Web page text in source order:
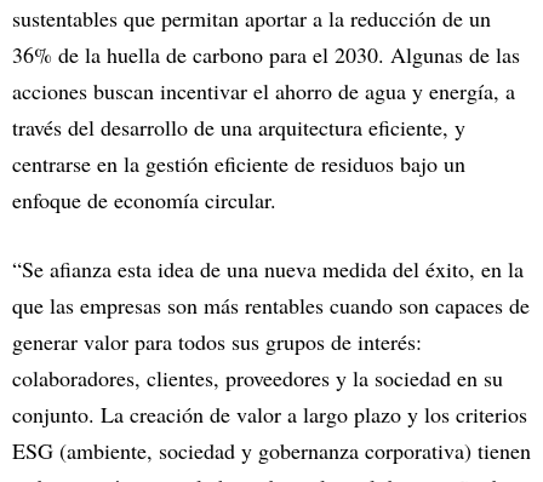
sustentables que permitan aportar a la reducción de un
36% de la huella de carbono para el 2030. Algunas de las
acciones buscan incentivar el ahorro de agua y energía, a
través del desarrollo de una arquitectura eficiente, y
centrarse en la gestión eficiente de residuos bajo un
enfoque de economía circular.
“Se afianza esta idea de una nueva medida del éxito, en la
que las empresas son más rentables cuando son capaces de
generar valor para todos sus grupos de interés:
colaboradores, clientes, proveedores y la sociedad en su
conjunto. La creación de valor a largo plazo y los criterios
ESG (ambiente, sociedad y gobernanza corporativa) tienen